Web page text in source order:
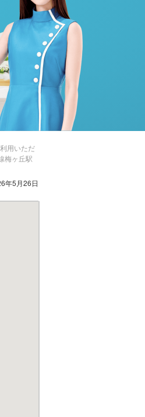
用いただ
梅ヶ丘駅
年5月26日